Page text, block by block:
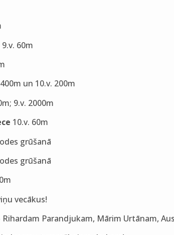
60m
un 10.v. 200m
9.v. 2000m
10.v. 60m
grūšanā
grūšanā
vecākus!
Rihardam Parandjukam, Mārim Urtānam,